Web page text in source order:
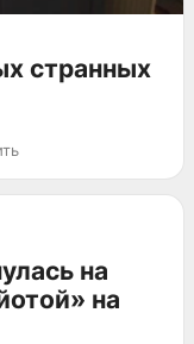
странных
на
на